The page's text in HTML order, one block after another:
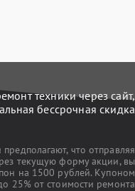
техники через сайт,
бессрочная скидка
что отправляя
текущую форму акции, вы
на 1500 рублей. Купоном
25% от стоимости ремонта